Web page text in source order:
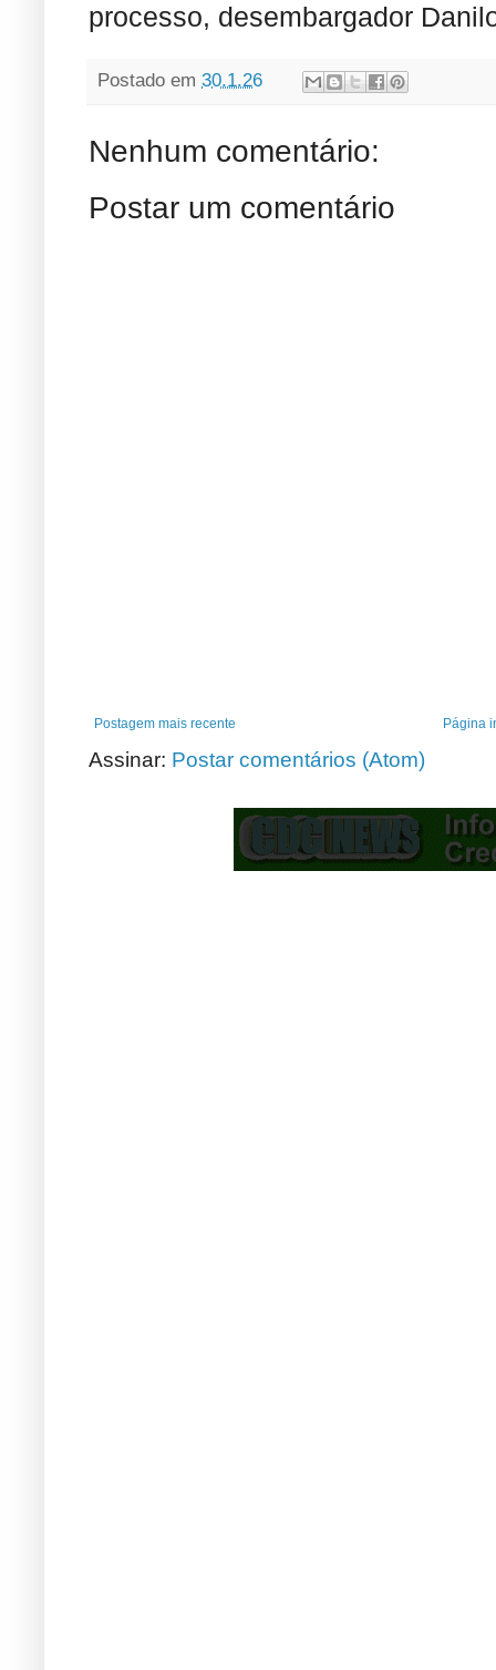
processo, desembargador
Postado em 30.1.26
Nenhum comentário:
Postar um comentário
Postagem mais recente Página
Assinar: Postar comentários (Atom)